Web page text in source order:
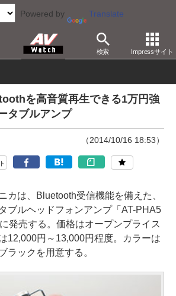
Powered by Translate
検索 Impressサイト
ドフォンアンプ オーディオテクニカ
を高音質再生できる1万円強
タブルアンプ
（2014/10/16 18:53）
は、Bluetooth受信機能を備えた、
ブルヘッドフォンアンプ「AT-PHA5
発売する。価格はオープンプライス
12,000円～13,000円程度。カラーは
ラックを用意する。